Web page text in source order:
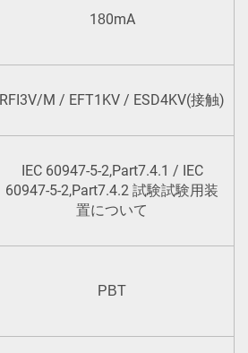
1 80mA
RFI3V/M / EFT1KV / ESD4KV(接触)
IEC 60947-5-2,Part7.4.1 / IEC
60947-5-2,Part7.4.2 試験試験用装
置について
PBT